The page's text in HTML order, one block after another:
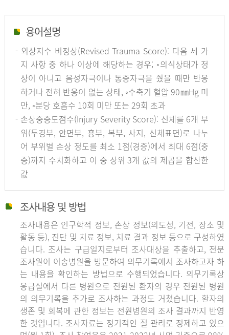
용어설명
- 외상지수 비정상(Revised Trauma Score): 다음 세 가
지 사항 중 하나 이상에 해당하는 경우; ◦의식상태가 정
상이 아니고 음성자극이나 통증자극을 줬을 때만 반응
하거나 전혀 반응이 없는 상태, ◦수축기 혈압 90㎜Hg 미
만, ◦분당 호흡수 10회 미만 또는 29회 초과
- 손상중증도점수(Injury Severity Score): 신체를 6개 부
위(두경부, 안면부, 흉부, 복부, 사지, 신체표면)로 나누
어 부위별 손상 정도를 최소 1점(경증)에서 최대 6점(중
증)까지 수치화하고 이 중 상위 3개 값의 제곱을 합산한
값
조사내용 및 방법
조사내용은 인구학적 정보, 손상 정보(의도성, 기전, 장소 및
활동 등), 진단 및 치료 정보, 치료 결과 정보 등으로 구성하였
습니다. 조사는 구급일지로부터 조사대상을 추출하고, 전문
조사원이 이송병원을 방문하여 의무기록에서 조사하고자 하
는 내용을 확인하는 방법으로 수행되었습니다. 의무기록상
응급실에서 다른 병원으로 전원된 환자의 경우 전원된 병원
의 의무기록을 추가로 조사하는 과정도 거쳤습니다. 환자의
생존 및 회복에 관한 정보는 전원병원의 조사 결과까지 반영
한 것입니다. 조사자료는 정기적인 질 관리로 정제하고 있으